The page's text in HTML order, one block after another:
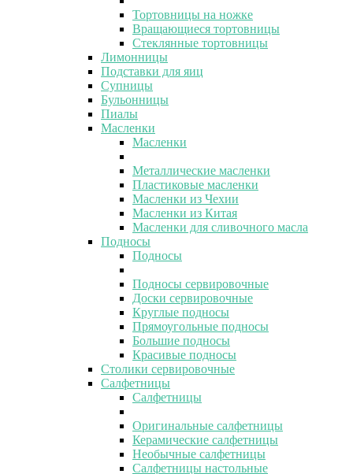
Тортовницы на ножке
Вращающиеся тортовницы
Стеклянные тортовницы
Лимонницы
Подставки для яиц
Супницы
Бульонницы
Пиалы
Масленки
Масленки
Металлические масленки
Пластиковые масленки
Масленки из Чехии
Масленки из Китая
Масленки для сливочного масла
Подносы
Подносы
Подносы сервировочные
Доски сервировочные
Круглые подносы
Прямоугольные подносы
Большие подносы
Красивые подносы
Столики сервировочные
Салфетницы
Салфетницы
Оригинальные салфетницы
Керамические салфетницы
Необычные салфетницы
Салфетницы настольные